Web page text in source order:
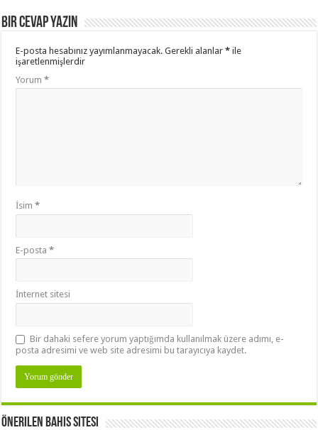
Bir cevap yazın
E-posta hesabınız yayımlanmayacak. Gerekli alanlar* ile
işaretlenmişlerdir
Yorum*
İsim*
E-posta*
İnternet sitesi
Bir dahaki sefere yorum yaptığımda kullanılmak üzere adımı, e-
posta adresimi ve web site adresimi bu tarayıcıya kaydet.
Önerilen Bahis Sitesi